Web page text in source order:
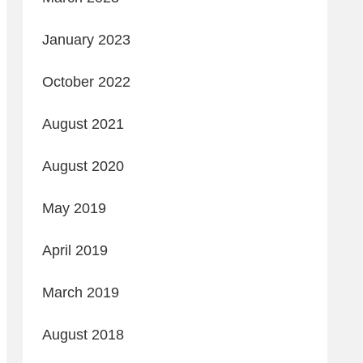
January 2023
October 2022
August 2021
August 2020
May 2019
April 2019
March 2019
August 2018